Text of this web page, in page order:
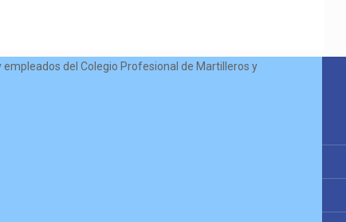
del Colegio Profesional de Martilleros y